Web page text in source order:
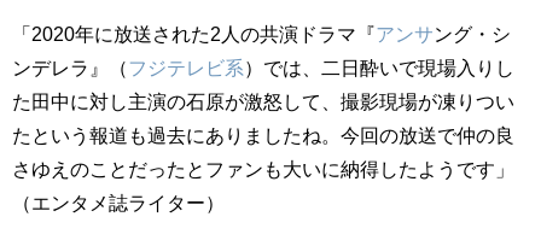
「2020年に放送された2人の共演ドラマ『アンサング・シ
ンデレラ』（フジテレビ系）では、二日酔いで現場入りし
た田中に対し主演の石原が激怒して、撮影現場が凍りつい
たという報道も過去にありましたね。今回の放送で仲の良
さゆえのことだったとファンも大いに納得したようです」
（エンタメ誌ライター）